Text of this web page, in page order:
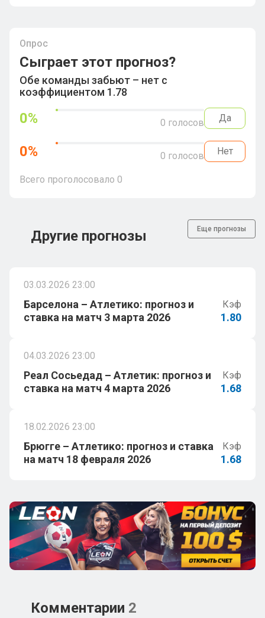
Опрос
Сыграет этот прогноз?
Обе команды забьют – нет с
коэффициентом 1.78
0% 0 голосов Да
0% 0 голосов Нет
Всего проголосовало 0
Другие прогнозы Еще прогнозы
03.03.2026 23:00
Барселона – Атлетико: прогноз и
ставка на матч 3 марта 2026
Кэф
1.80
04.03.2026 23:00
Реал Сосьедад – Атлетик: прогноз и
ставка на матч 4 марта 2026
Кэф
1.68
18.02.2026 23:00
Брюгге – Атлетико: прогноз и ставка
на матч 18 февраля 2026
Кэф
1.68
Комментарии 2